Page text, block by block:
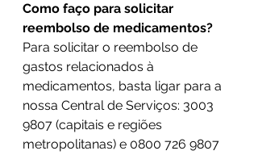
Como faço para solicitar
reembolso de medicamentos?
Para solicitar o reembolso de
gastos relacionados à
medicamentos, basta ligar para a
nossa Central de Serviços: 3003
9807 (capitais e regiões
metropolitanas) e 0800 726 9807